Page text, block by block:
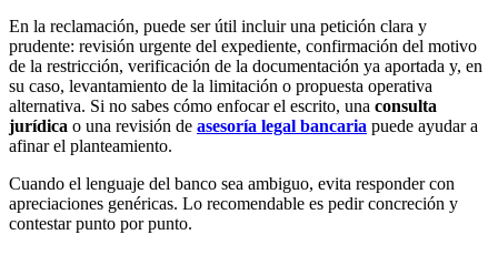
En la reclamación, puede ser útil incluir una petición clara y
prudente: revisión urgente del expediente, confirmación del motivo
de la restricción, verificación de la documentación ya aportada y, en
su caso, levantamiento de la limitación o propuesta operativa
alternativa. Si no sabes cómo enfocar el escrito, una consulta
jurídica o una revisión de asesoría legal bancaria puede ayudar a
afinar el planteamiento.
Cuando el lenguaje del banco sea ambiguo, evita responder con
apreciaciones genéricas. Lo recomendable es pedir concreción y
contestar punto por punto.